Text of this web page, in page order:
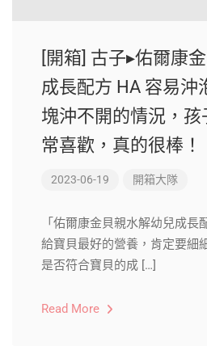
[開箱] 古子▸佑爾康
成長配方 HA 容易沖
塊沖不開的情況，
常喜歡，真的很棒！
2023-06-19 開箱大隊
「佑爾康金貝親水解幼兒成長
給寶貝最好的營養，肯定要細
是否符合寶貝的成 […]
Read More